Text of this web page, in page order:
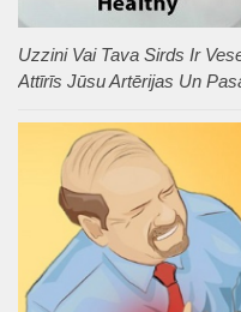
Uzzini Vai Tava Sirds Ir
Attīrīs Jūsu Artērijas Un